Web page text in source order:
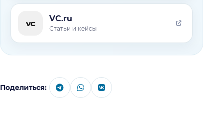
vc VC.ru
Статьи и кейсы
Поделиться: